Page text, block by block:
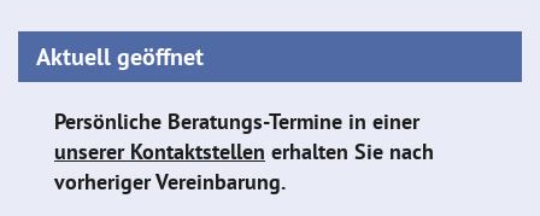
Aktuell geöffnet
Persönliche Beratungs-Termine in einer
unserer Kontaktstellen erhalten Sie nach
vorheriger Vereinbarung.